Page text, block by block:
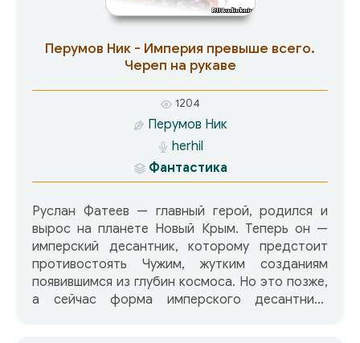
Перумов Ник - Империя превыше всего.
Череп на рукаве
1204
Перумов Ник
herhil
Фантастика
Руслан Фатеев — главный герой, родился и
вырос на планете Новый Крым. Теперь он —
имперский десантник, которому предстоит
противостоять Чужим, жутким созданиям
появившимся из глубин космоса. Но это позже,
а сейчас форма имперского десантника